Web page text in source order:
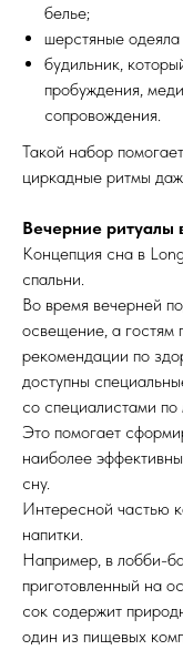
белье;
шерстяные
будильник,
пробуждения,
сопровождения.
Такой набор
циркадные ритмы
Вечерние ритуалы
Концепция сна в
спальни.
Во время вечерней
освещение, а гостям
рекомендации по
доступны
со специалистами
Это помогает
наиболее
сну.
Интересной частью
напитки.
Например, в лобби-
приготовленный на
сок содержит
один из пищевых